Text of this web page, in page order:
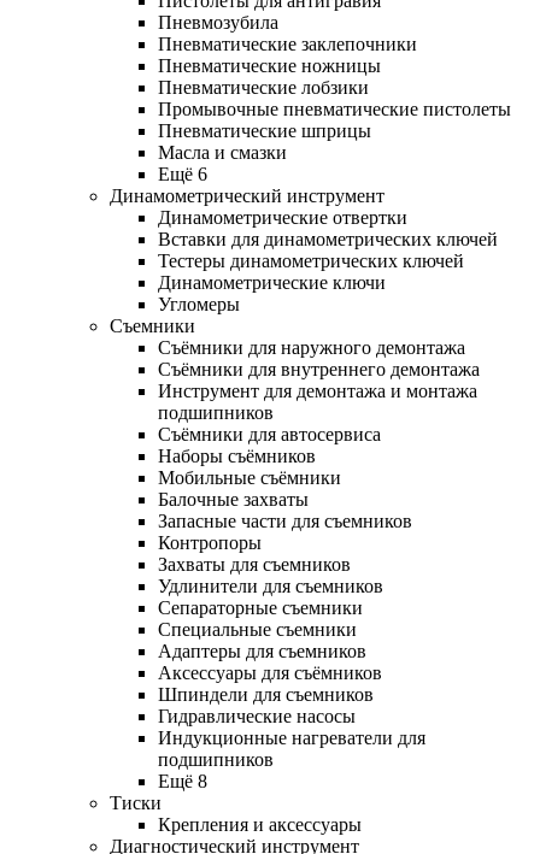
Пневмозубила
Пневматические заклепочники
Пневматические ножницы
Пневматические лобзики
Промывочные пневматические пистолеты
Пневматические шприцы
Масла и смазки
Ещё 6
Динамометрический инструмент
Динамометрические отвертки
Вставки для динамометрических ключей
Тестеры динамометрических ключей
Динамометрические ключи
Угломеры
Съемники
Съёмники для наружного демонтажа
Съёмники для внутреннего демонтажа
Инструмент для демонтажа и монтажа
подшипников
Съёмники для автосервиса
Наборы съёмников
Мобильные съёмники
Балочные захваты
Запасные части для съемников
Контропоры
Захваты для съемников
Удлинители для съемников
Сепараторные съемники
Специальные съемники
Адаптеры для съемников
Аксессуары для съёмников
Шпиндели для съемников
Гидравлические насосы
Индукционные нагреватели для
подшипников
Ещё 8
Тиски
Крепления и аксессуары
Диагностический инструмент